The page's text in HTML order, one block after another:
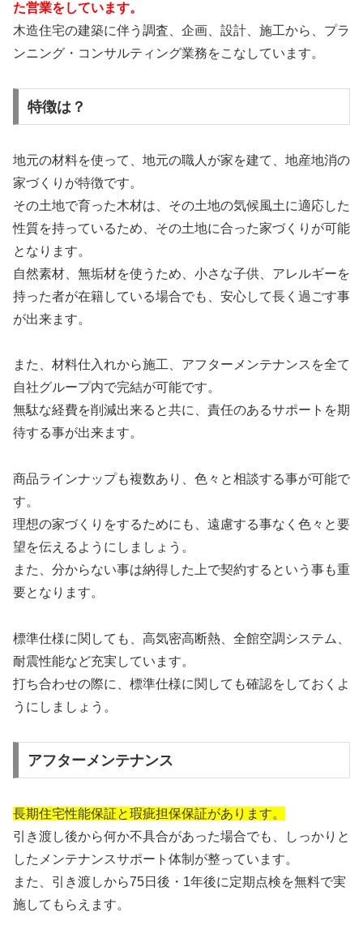
た営業をしています。
木造住宅の建築に伴う調査、企画、設計、施工から、プラ
ンニング・コンサルティング業務をこなしています。
特徴は？
地元の材料を使って、地元の職人が家を建て、地産地消の
家づくりが特徴です。
その土地で育った木材は、その土地の気候風土に適応した
性質を持っているため、その土地に合った家づくりが可能
となります。
自然素材、無垢材を使うため、小さな子供、アレルギーを
持った者が在籍している場合でも、安心して長く過ごす事
が出来ます。
また、材料仕入れから施工、アフターメンテナンスを全て
自社グループ内で完結が可能です。
無駄な経費を削減出来ると共に、責任のあるサポートを期
待する事が出来ます。
商品ラインナップも複数あり、色々と相談する事が可能で
す。
理想の家づくりをするためにも、遠慮する事なく色々と要
望を伝えるようにしましょう。
また、分からない事は納得した上で契約するという事も重
要となります。
標準仕様に関しても、高気密高断熱、全館空調システム、
耐震性能など充実しています。
打ち合わせの際に、標準仕様に関しても確認をしておくよ
うにしましょう。
アフターメンテナンス
長期住宅性能保証と瑕疵担保保証があります。
引き渡し後から何か不具合があった場合でも、しっかりと
したメンテナンスサポート体制が整っています。
また、引き渡しから75日後・1年後に定期点検を無料で実
施してもらえます。